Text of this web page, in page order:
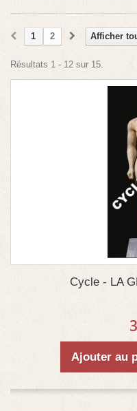
Afficher
1 2
Résultats 1 - 12 sur 15.
Cycle - LA
Ajouter au